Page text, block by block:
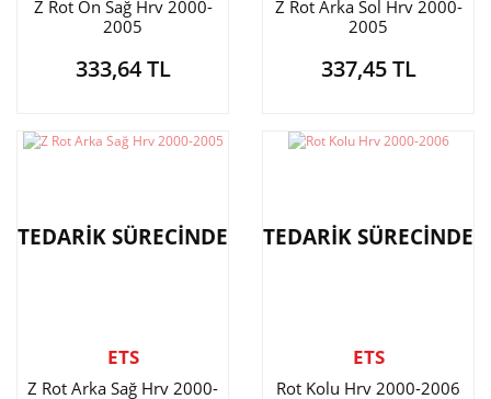
Z Rot Ön Sağ Hrv 2000-
2005
333,64 TL
Z Rot Arka Sol Hrv 2000-
2005
337,45 TL
TEDARİK SÜRECİNDE
ETS
Z Rot Arka Sağ Hrv 2000-
TEDARİK SÜRECİNDE
ETS
Rot Kolu Hrv 2000-2006